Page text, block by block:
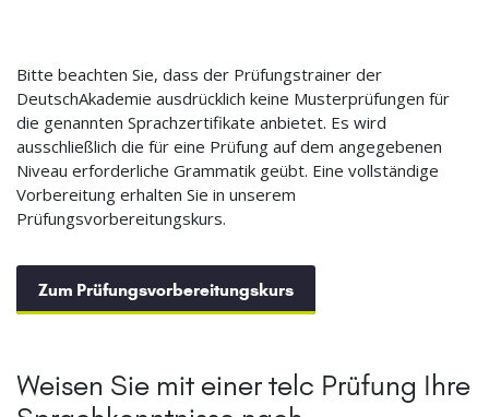
Bitte beachten Sie, dass der Prüfungstrainer der
DeutschAkademie ausdrücklich keine Musterprüfungen für
die genannten Sprachzertifikate anbietet. Es wird
ausschließlich die für eine Prüfung auf dem angegebenen
Niveau erforderliche Grammatik geübt. Eine vollständige
Vorbereitung erhalten Sie in unserem
Prüfungsvorbereitungskurs.
Zum Prüfungsvorbereitungskurs
Weisen Sie mit einer telc Prüfung Ihre